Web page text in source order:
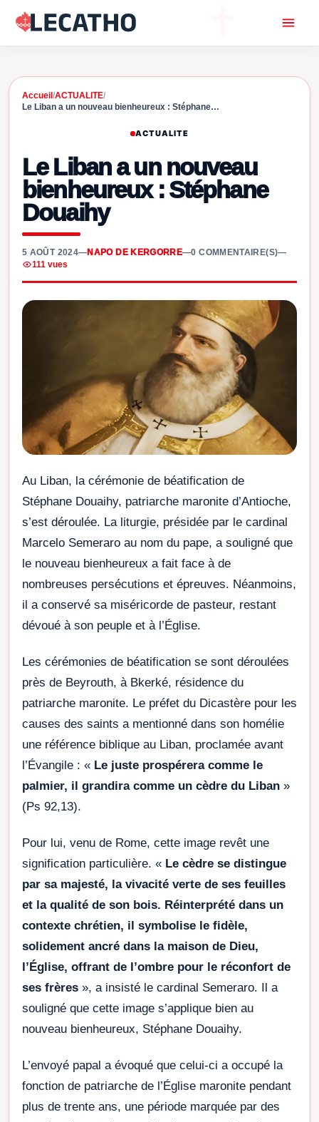
Accueil /ACTUALITE/
Le Liban a un nouveau bienheureux : Stéphane…
ACTUALITE
Le Liban a un nouveau
bienheureux : Stéphane
Douaihy
5 AOÛT 2024—NAPO DE KERGORRE—0 COMMENTAIRE(S)—
111 vues
Au Liban, la cérémonie de béatification de
Stéphane Douaihy, patriarche maronite d’Antioche,
s’est déroulée. La liturgie, présidée par le cardinal
Marcelo Semeraro au nom du pape, a souligné que
le nouveau bienheureux a fait face à de
nombreuses persécutions et épreuves. Néanmoins,
il a conservé sa miséricorde de pasteur, restant
dévoué à son peuple et à l’Église.
Les cérémonies de béatification se sont déroulées
près de Beyrouth, à Bkerké, résidence du
patriarche maronite. Le préfet du Dicastère pour les
causes des saints a mentionné dans son homélie
une référence biblique au Liban, proclamée avant
l’Évangile : « Le juste prospérera comme le
palmier, il grandira comme un cèdre du Liban »
(Ps 92,13).
Pour lui, venu de Rome, cette image revêt une
signification particulière. « Le cèdre se distingue
par sa majesté, la vivacité verte de ses feuilles
et la qualité de son bois. Réinterprété dans un
contexte chrétien, il symbolise le fidèle,
solidement ancré dans la maison de Dieu,
l’Église, offrant de l’ombre pour le réconfort de
ses frères », a insisté le cardinal Semeraro. Il a
souligné que cette image s’applique bien au
nouveau bienheureux, Stéphane Douaihy.
L’envoyé papal a évoqué que celui-ci a occupé la
fonction de patriarche de l’Église maronite pendant
plus de trente ans, une période marquée par des